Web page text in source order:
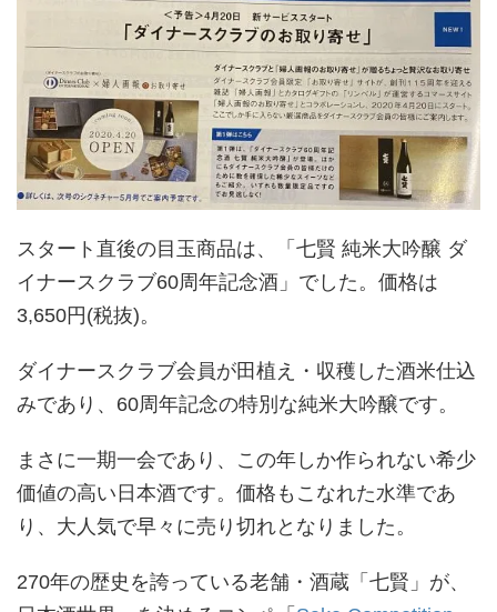
スタート直後の目玉商品は、「七賢 純米大吟醸 ダ
イナースクラブ60周年記念酒」でした。価格は
3,650円(税抜)。
ダイナースクラブ会員が田植え・収穫した酒米仕込
みであり、60周年記念の特別な純米大吟醸です。
まさに一期一会であり、この年しか作られない希少
価値の高い日本酒です。価格もこなれた水準であ
り、大人気で早々に売り切れとなりました。
270年の歴史を誇っている老舗・酒蔵「七賢」が、